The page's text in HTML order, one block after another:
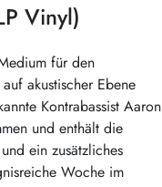
Summer 26
Vinyl)
für den
akustischer Ebene
Kontrabassist Aaron
und enthält die
ein zusätzliches
Woche im